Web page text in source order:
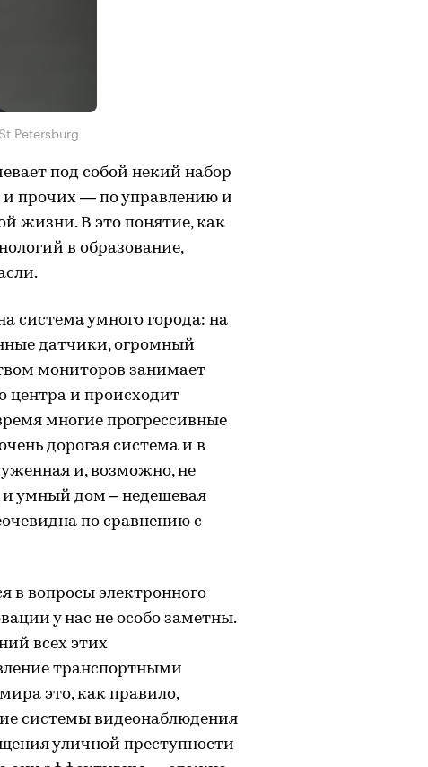
Petersburg
под собой некий набор
прочих — по управлению и
жизни. В это понятие, как
в образование,
система умного города: на
датчики, огромный
мониторов занимает
центра и происходит
многие прогрессивные
дорогая система и в
и, возможно, не
и умный дом – недешевая
по сравнению с
в вопросы электронного
у нас не особо заметны.
всех этих
транспортными
это, как правило,
системы видеонаблюдения
уличной преступности